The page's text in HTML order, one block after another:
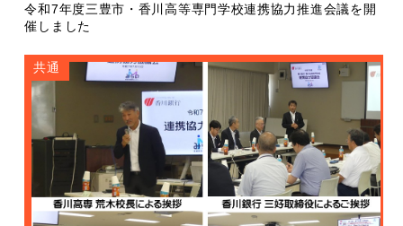
令和7年度三豊市・香川高等専門学校連携協力推進会議を開
催しました
共通